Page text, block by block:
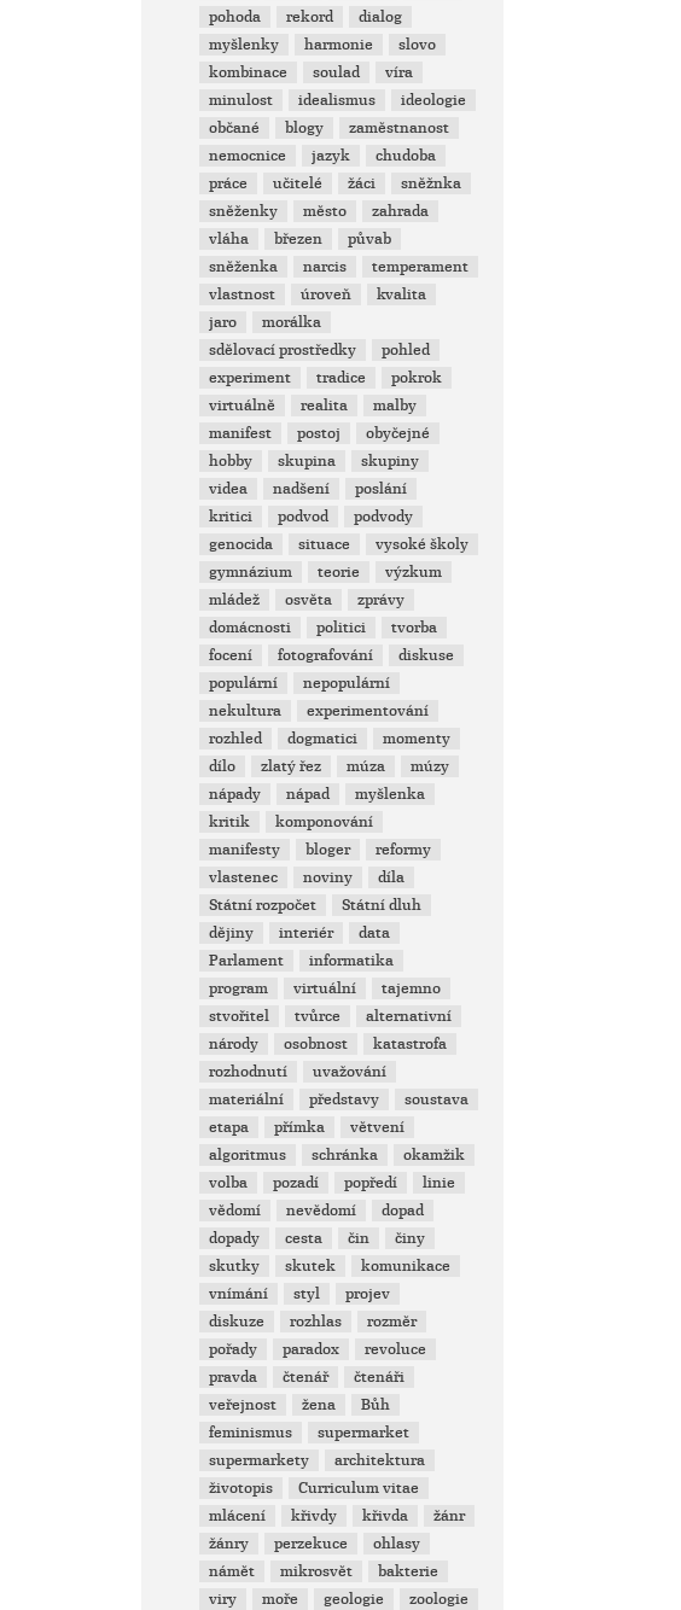
pohoda
rekord
dialog
myšlenky
harmonie
slovo
kombinace
soulad
víra
minulost
idealismus
ideologie
občané
blogy
zaměstnanost
nemocnice
jazyk
chudoba
práce
učitelé žáci
sněžnka
sněženky
město
zahrada
vláha
březen
půvab
sněženka
narcis
temperament
vlastnost
úroveň
kvalita
jaro
morálka
sdělovací prostředky
pohled
experiment
tradice
pokrok
virtuálně
realita
malby
manifest
postoj
obyčejné
hobby
skupina
skupiny
videa
nadšení
poslání
kritici
podvod
podvody
genocida
situace
vysoké školy
gymnázium
teorie
výzkum
mládež
osvěta
zprávy
domácnosti
politici
tvorba
focení
fotografování
diskuse
populární
nepopulární
nekultura
experimentování
rozhled
dogmatici
momenty
dílo
zlatý řez múza
múzy
nápady
nápad
myšlenka
kritik
komponování
manifesty
bloger
reformy
vlastenec
noviny
díla
Státní rozpočet
Státní dluh
dějiny
interiér
data
Parlament
informatika
program
virtuální
tajemno
stvořitel
tvůrce
alternativní
národy
osobnost
katastrofa
rozhodnutí
uvažování
materiální
představy
soustava
etapa
přímka
větvení
algoritmus
schránka
okamžik
volba
pozadí popředí
linie
vědomí
nevědomí
dopad
dopady
cesta čin
činy
skutky
skutek
komunikace
vnímání
styl
projev
diskuze
rozhlas
rozměr
pořady
paradox
revoluce
pravda
čtenář
čtenáři
veřejnost
žena
Bůh
feminismus
supermarket
supermarkety
architektura
životopis
Curriculum vitae
mlácení
křivdy křivda
žánr
žánry
perzekuce
ohlasy
námět
mikrosvět
bakterie
viry
moře geologie zoologie